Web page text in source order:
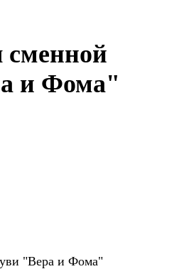
и Фома"
"Вера и Фома"